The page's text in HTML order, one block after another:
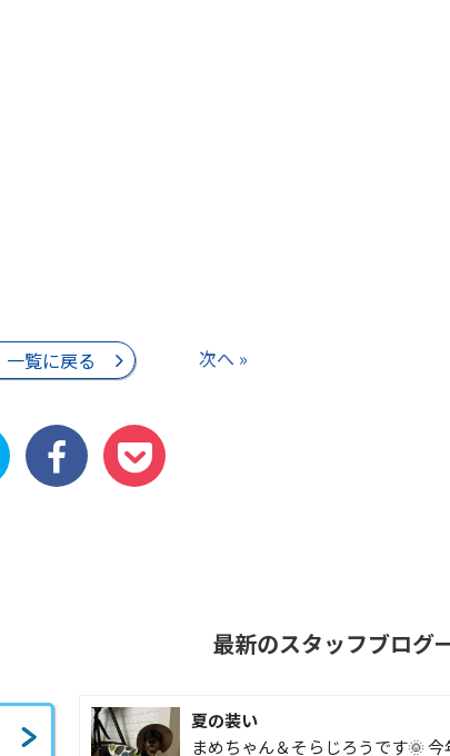
一覧に戻る 次へ »
最新のスタッフブログ
夏の装い
まめちゃん＆そらじろうです🌞